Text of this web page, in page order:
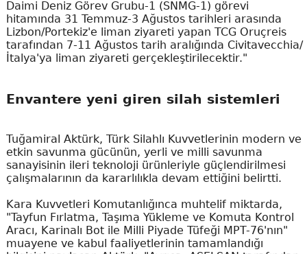
Daimi Deniz Görev Grubu-1 (SNMG-1) görevi
hitamında 31 Temmuz-3 Ağustos tarihleri arasında
Lizbon/Portekiz'e liman ziyareti yapan TCG Oruçreis
tarafından 7-11 Ağustos tarih aralığında Civitavecchia/
İtalya'ya liman ziyareti gerçekleştirilecektir."
Envantere yeni giren silah sistemleri
Tuğamiral Aktürk, Türk Silahlı Kuvvetlerinin modern ve
etkin savunma gücünün, yerli ve milli savunma
sanayisinin ileri teknoloji ürünleriyle güçlendirilmesi
çalışmalarının da kararlılıkla devam ettiğini belirtti.
Kara Kuvvetleri Komutanlığınca muhtelif miktarda,
"Tayfun Fırlatma, Taşıma Yükleme ve Komuta Kontrol
Aracı, Karinalı Bot ile Milli Piyade Tüfeği MPT-76'nın"
muayene ve kabul faaliyetlerinin tamamlandığı